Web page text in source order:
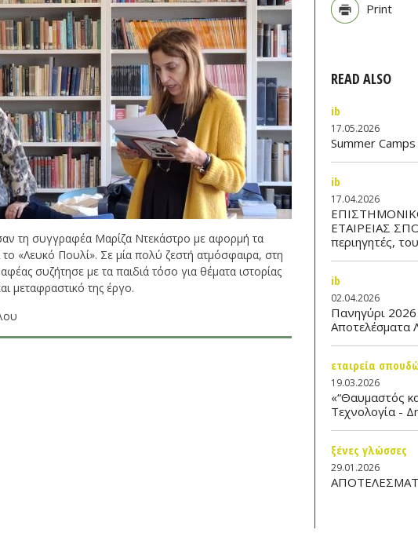
τη συγγραφέα Μαρίζα Ντεκάστρο με αφορμή τα
το «Λευκό Πουλί». Σε μία πολύ ζεστή ατμόσφαιρα, στη
συζήτησε με τα παιδιά τόσο για θέματα ιστορίας
μεταφραστικό της έργο.
Print
READ ALSO
ib
17.05.2026
Summer
ib
17.04.2026
ΕΤΑΙΡΕΙΑΣ
περιηγητές,
ib
02.04.2026
Πανηγύρι
Αποτελέσματα
εταιρεία
19.03.2026
«“Θαυμαστός
Τεχνολογία -
ξένες γλώσσες
29.01.2026